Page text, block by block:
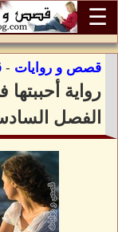
☰
قصص و روايات -
رواية
الفصل